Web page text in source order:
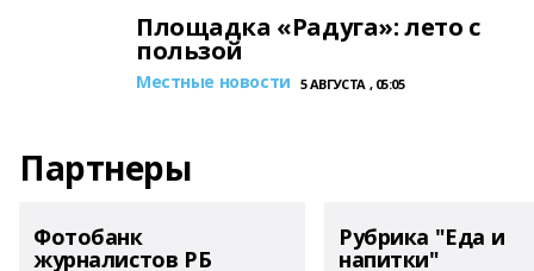
Площадка «Радуга»: лето с
пользой
Местные новости 5 АВГУСТА , 05:05
Партнеры
Фотобанк
журналистов РБ
Рубрика "Еда и
напитки"